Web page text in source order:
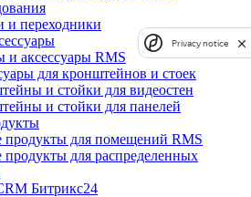
и переходники
аксессуары RMS
для кронштейнов и стоек
и стойки для видеостен
и стойки для панелей
для помещений RMS
для распределенных
Битрикс24
Privacy notice